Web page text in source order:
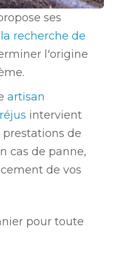
ses
recherche de
l'origine
artisan
intervient
de
cas de panne,
de vos
pour toute